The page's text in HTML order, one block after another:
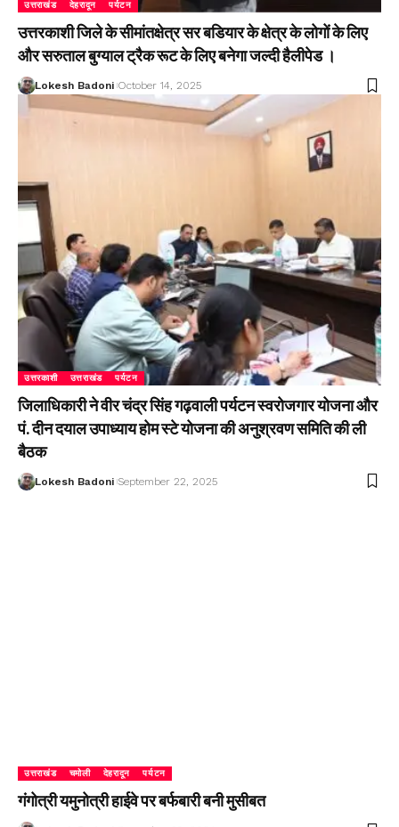
उत्तराखंड देहरादून पर्यटन
उत्तरकाशी जिले के सीमांतक्षेत्र सर बडियार के क्षेत्र के लोगों के लिए
और सरुताल बुग्याल ट्रैक रूट के लिए बनेगा जल्दी हैलीपेड ।
Lokesh Badoni October 14, 2025
उत्तरकाशी उत्तराखंड पर्यटन
जिलाधिकारी ने वीर चंद्र सिंह गढ़वाली पर्यटन स्वरोजगार योजना और
पं. दीन दयाल उपाध्याय होम स्टे योजना की अनुश्रवण समिति की ली
बैठक
Lokesh Badoni September 22, 2025
उत्तराखंड चमोली देहरादून पर्यटन
गंगोत्री यमुनोत्री हाईवे पर बर्फबारी बनी मुसीबत